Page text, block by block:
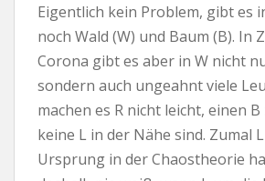
Eigentlich kein Problem, gibt es
noch Wald (W) und Baum (B). In
Corona gibt es aber in W nicht
sondern auch ungeahnt viele
machen es R nicht leicht, einen
keine L in der Nähe sind. Zumal
Ursprung in der Chaostheorie